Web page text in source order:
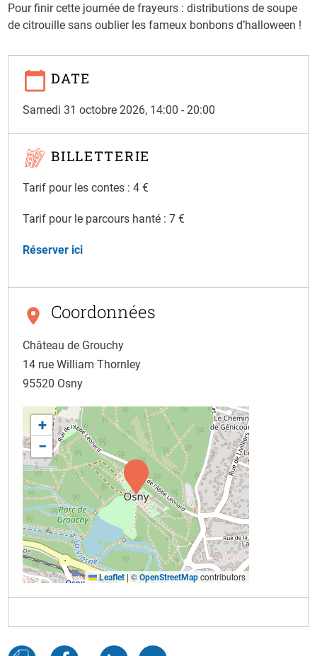
Pour finir cette journée de frayeurs : distributions de soupe
de citrouille sans oublier les fameux bonbons d’halloween !
DATE
Samedi 31 octobre 2026, 14:00 - 20:00
BILLETTERIE
Tarif pour les contes : 4 €
Tarif pour le parcours hanté : 7 €
Réserver ici
Coordonnées
Château de Grouchy
14 rue William Thornley
95520 Osny
+
−
Leaflet | ©OpenStreetMap contributors